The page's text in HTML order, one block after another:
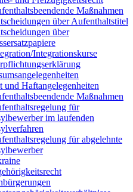
Maßnahmen
über Aufenthaltstitel
über
Integrationskurse
und Haftangelegenheiten
Maßnahmen
für
im laufenden
für abgelehnte